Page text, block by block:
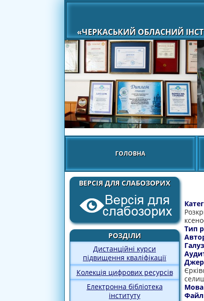
«ЧЕРКАСЬКИЙ ОБЛАСНИЙ
ГОЛОВНА
ВЕРСІЯ ДЛЯ СЛАБОЗОРИХ
РОЗДІЛИ
Дистанційні курси
підвищення кваліфікації
Колекція цифрових ресурсів
Електронна бібліотека
інституту
Тип
Мова